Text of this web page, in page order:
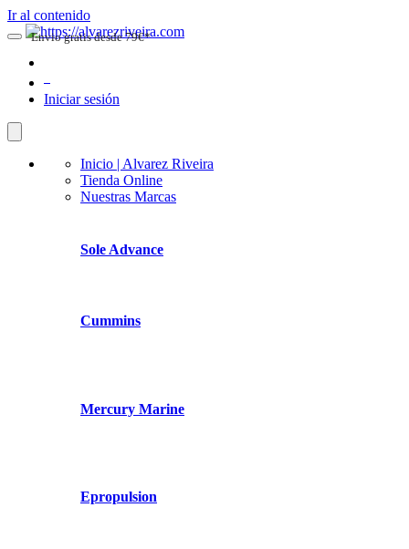
Ir al contenido
Iniciar sesión
Inicio | Alvarez Riveira
Tienda Online
Nuestras Marcas
Sole Advance
Cummins
Mercury Marine
Epropulsion
Envio gratis desde 79€*